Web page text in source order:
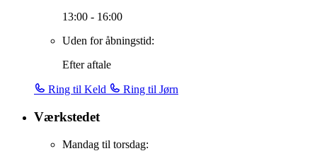
13:00 - 16:00
Uden for åbningstid:
Efter aftale
Ring til Keld Ring til Jørn
Værkstedet
Mandag til torsdag: